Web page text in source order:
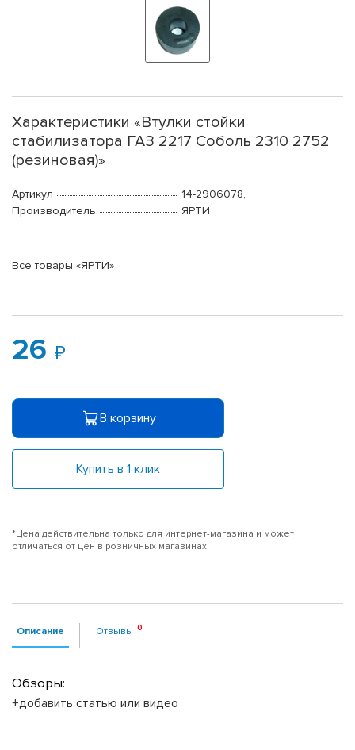
Характеристики «Втулки стойки
стабилизатора ГАЗ 2217 Соболь 2310 2752
(резиновая)»
Артикул
14-2906078,
Производитель
ЯРТИ
Все товары «ЯРТИ»
26
В корзину
Купить в 1 клик
*Цена действительна только для интернет-магазина и может
отличаться от цен в розничных магазинах
Описание Отзывы
Обзоры:
+добавить статью или видео